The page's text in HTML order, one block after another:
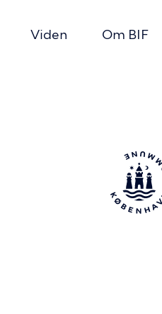
Viden Om BIF